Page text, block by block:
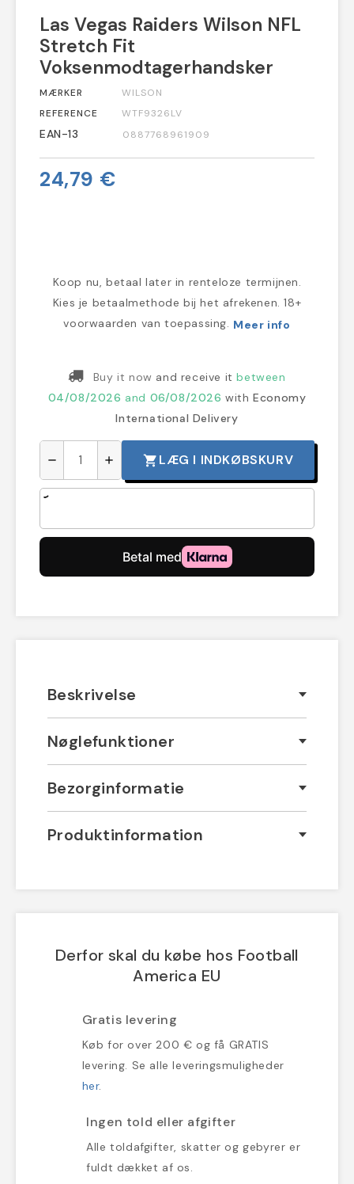
Las Vegas Raiders Wilson NFL
Stretch Fit
Voksenmodtagerhandsker
MÆRKER
WILSON
REFERENCE
WTF9326LV
EAN-13 0887768961909
24,79 €
Koop nu, betaal later in renteloze termijnen.
Kies je betaalmethode bij het afrekenen. 18+
voorwaarden van toepassing. Meer info
Buy it now and receive itbetween
04/08/2026 and 06/08/2026 withEconomy
International Delivery
remove add shopping_cart LÆG I INDKØBSKURV
Beskrivelse
Nøglefunktioner
Bezorginformatie
Produktinformation
Derfor skal du købe hos Football
America EU
Gratis levering
Køb for over 200 € og få GRATIS
levering. Se alle leveringsmuligheder
her.
Ingen told eller afgifter
Alle toldafgifter, skatter og gebyrer er
fuldt dækket af os.